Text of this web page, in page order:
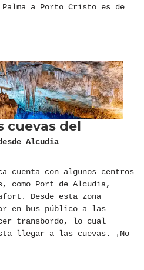
a Porto Cristo es de
Alcudia
cuenta con algunos centros
como Port de Alcudia,
Desde esta zona
en bus público a las
transbordo, lo cual
llegar a las cuevas. ¡No